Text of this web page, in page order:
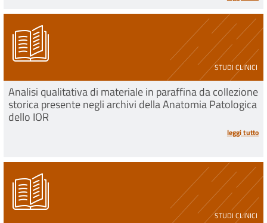
STUDI CLINICI
Analisi qualitativa di materiale in paraffina da collezione
storica presente negli archivi della Anatomia Patologica
dello IOR
leggi tutto
STUDI CLINICI